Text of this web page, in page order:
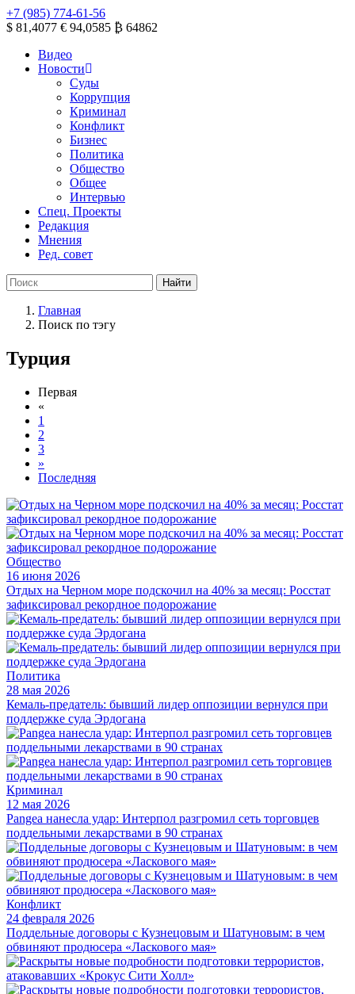
+7 (985) 774-61-56
$ 81,4077 € 94,0585 ₿ 64862
Видео
Новости
Суды
Коррупция
Криминал
Конфликт
Бизнес
Политика
Общество
Общее
Интервью
Спец. Проекты
Редакция
Мнения
Ред. совет
Главная
Поиск по тэгу
Турция
Первая
«
1
2
3
»
Последняя
Общество
16 июня 2026
Отдых на Черном море подскочил на 40% за месяц: Росстат
зафиксировал рекордное подорожание
Политика
28 мая 2026
Кемаль-предатель: бывший лидер оппозиции вернулся при
поддержке суда Эрдогана
Криминал
12 мая 2026
Pangea нанесла удар: Интерпол разгромил сеть торговцев
поддельными лекарствами в 90 странах
Конфликт
24 февраля 2026
Поддельные договоры с Кузнецовым и Шатуновым: в чем
обвиняют продюсера «Ласкового мая»